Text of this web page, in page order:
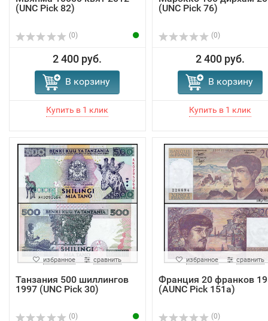
(UNC Pick 82)
(0)
2 400 руб.
В корзину
(UNC Pick 76)
(0)
2 400 руб.
В корзину
избранное сравнить
Танзания 500 шиллингов
1997 (UNC Pick 30)
(0)
избранное сравнить
Франция 20 франков
(AUNC Pick 151a)
(0)